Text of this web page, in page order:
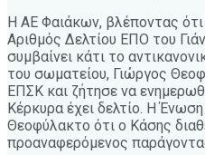
Η ΑΕ Φαιάκων, βλέποντας
Αριθμός Δελτίου ΕΠΟ του
συμβαίνει κάτι το
του σωματείου, Γιώργος
ΕΠΣΚ και ζήτησε να
Κέρκυρα έχει δελτίο. Η
Θεοφύλακτο ότι ο Κάσης
προαναφερόμενος